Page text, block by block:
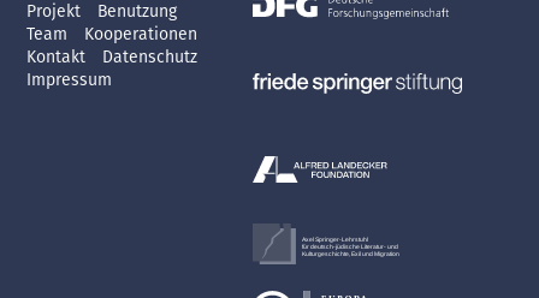
Projekt
Benutzung
Team
Kooperationen
Kontakt
Datenschutz
Impressum
Axel Springer-Lehrstuhl
für deutsch-jüdische Literatur- und
Kulturgeschichte, Exil und Migration